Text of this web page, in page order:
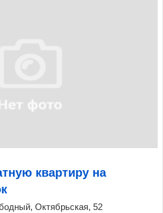
квартиру на
Октябрьская, 52